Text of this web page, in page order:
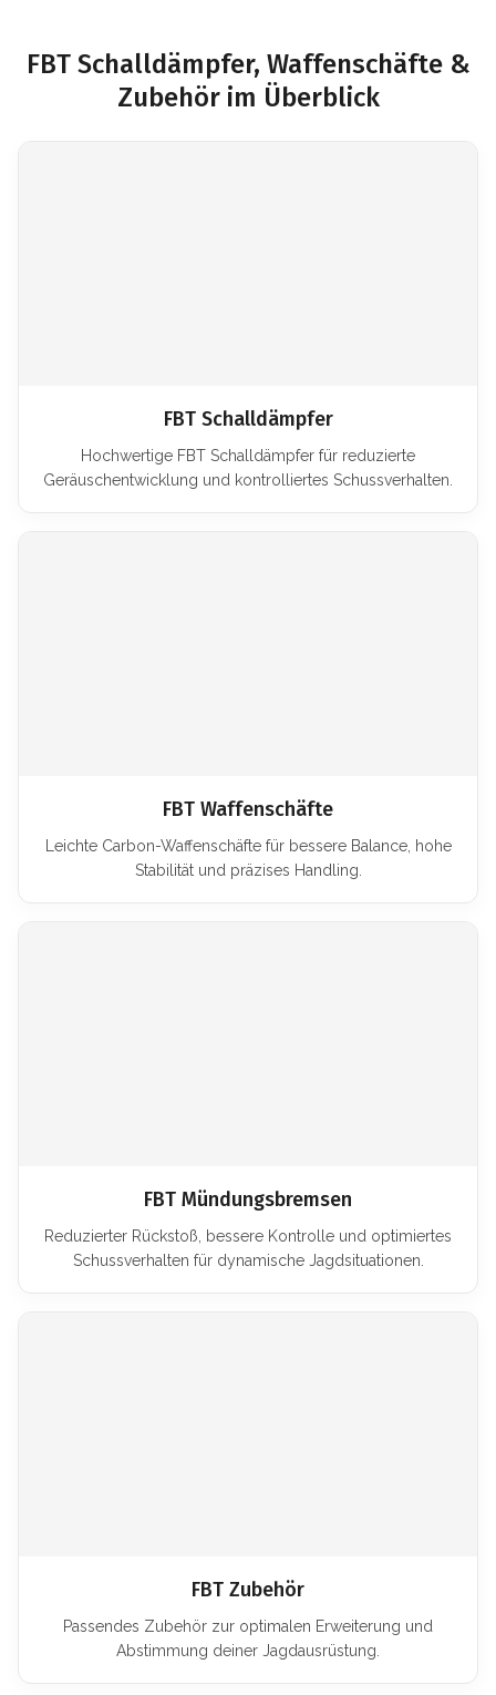
FBT Schalldämpfer, Waffenschäfte &
Zubehör im Überblick
FBT Schalldämpfer
Hochwertige FBT Schalldämpfer für reduzierte
Geräuschentwicklung und kontrolliertes Schussverhalten.
FBT Waffenschäfte
Leichte Carbon-Waffenschäfte für bessere Balance, hohe
Stabilität und präzises Handling.
FBT Mündungsbremsen
Reduzierter Rückstoß, bessere Kontrolle und optimiertes
Schussverhalten für dynamische Jagdsituationen.
FBT Zubehör
Passendes Zubehör zur optimalen Erweiterung und
Abstimmung deiner Jagdausrüstung.